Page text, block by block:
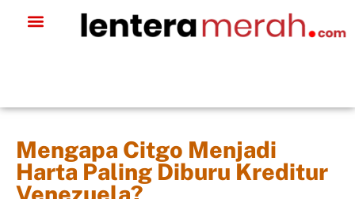
Mengapa Citgo Menjadi
Harta Paling Diburu Kreditur